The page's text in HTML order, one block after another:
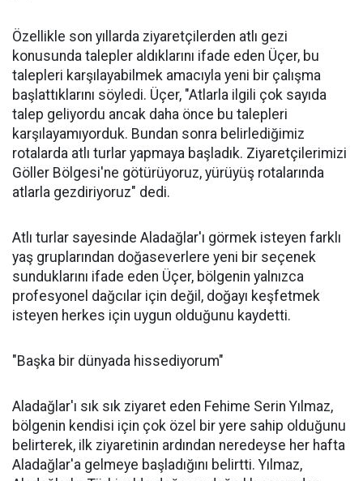
Özellikle son yıllarda ziyaretçilerden atlı gezi
konusunda talepler aldıklarını ifade eden Üçer, bu
talepleri karşılayabilmek amacıyla yeni bir çalışma
başlattıklarını söyledi. Üçer, "Atlarla ilgili çok sayıda
talep geliyordu ancak daha önce bu talepleri
karşılayamıyorduk. Bundan sonra belirlediğimiz
rotalarda atlı turlar yapmaya başladık. Ziyaretçilerimizi
Göller Bölgesi'ne götürüyoruz, yürüyüş rotalarında
atlarla gezdiriyoruz" dedi.
Atlı turlar sayesinde Aladağlar'ı görmek isteyen farklı
yaş gruplarından doğaseverlere yeni bir seçenek
sunduklarını ifade eden Üçer, bölgenin yalnızca
profesyonel dağcılar için değil, doğayı keşfetmek
isteyen herkes için uygun olduğunu kaydetti.
"Başka bir dünyada hissediyorum"
Aladağlar'ı sık sık ziyaret eden Fehime Serin Yılmaz,
bölgenin kendisi için çok özel bir yere sahip olduğunu
belirterek, ilk ziyaretinin ardından neredeyse her hafta
Aladağlar'a gelmeye başladığını belirtti. Yılmaz,